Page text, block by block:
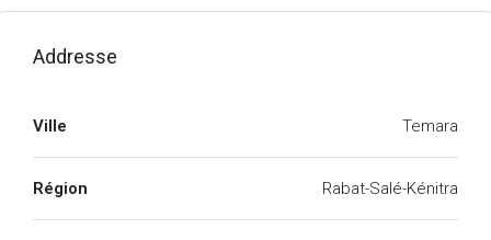
Addresse
Ville Temara
Région Rabat-Salé-Kénitra